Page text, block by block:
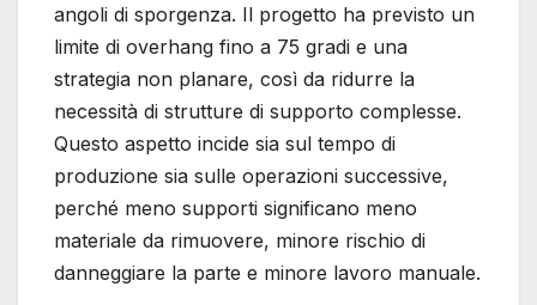
angoli di sporgenza. Il progetto ha previsto un
limite di overhang fino a 75 gradi e una
strategia non planare, così da ridurre la
necessità di strutture di supporto complesse.
Questo aspetto incide sia sul tempo di
produzione sia sulle operazioni successive,
perché meno supporti significano meno
materiale da rimuovere, minore rischio di
danneggiare la parte e minore lavoro manuale.